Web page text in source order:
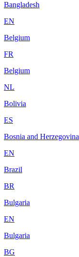
Bangladesh
EN
Belgium
FR
Belgium
NL
Bolivia
ES
Bosnia and Herzegovina
EN
Brazil
BR
Bulgaria
EN
Bulgaria
BG